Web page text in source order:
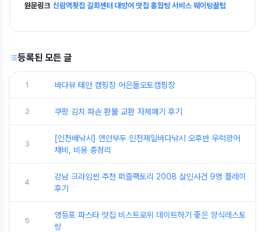
원문링크 신림역횟집 길회센터 대방어 맛집 홍합탕 서비스 웨이팅꿀팁
등록된 모든 글
1 바다뷰 태안 캠핑장 어은돌오토캠핑장
2 쿠팡 김치 파손 환불 교환 자체폐기 후기
3
​[인천배낚시] 연안부두 인천제일바다낚시 오후반 우럭광어
채비, 비용 총정리
4
강남 크라임씬 추천 퍼즐팩토리 2008 살인사건 9명 플레이
후기
5
영등포 파스타 맛집 비스트로위 데이트하기 좋은 양식레스토
랑